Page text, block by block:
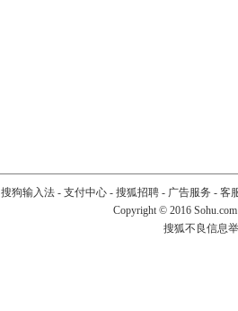
搜狗输入法- 支付中心- 搜狐招聘- 广告服务 - 客
Copyright © 2016
搜狐不良信息